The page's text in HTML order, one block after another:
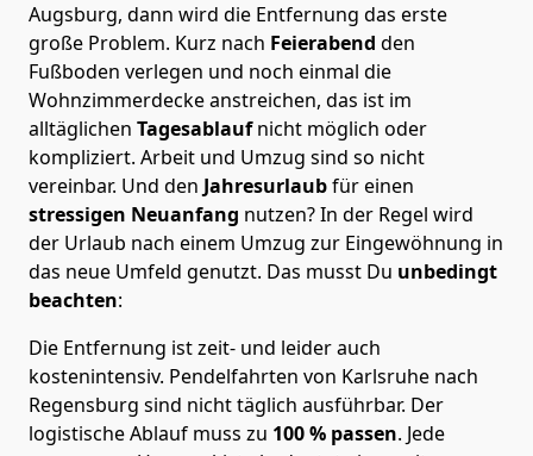
Augsburg, dann wird die Entfernung das erste
große Problem. Kurz nach Feierabend den
Fußboden verlegen und noch einmal die
Wohnzimmerdecke anstreichen, das ist im
alltäglichen Tagesablaufnicht möglich oder
kompliziert. Arbeit und Umzug sind so nicht
vereinbar. Und den Jahresurlaubfür einen
stressigen Neuanfang nutzen? In der Regel wird
der Urlaub nach einem Umzug zur Eingewöhnung in
das neue Umfeld genutzt. Das musst Du unbedingt
beachten:
Die Entfernung ist zeit- und leider auch
kostenintensiv. Pendelfahrten von Karlsruhe nach
Regensburg sind nicht täglich ausführbar. Der
logistische Ablauf muss zu 100 % passen. Jede